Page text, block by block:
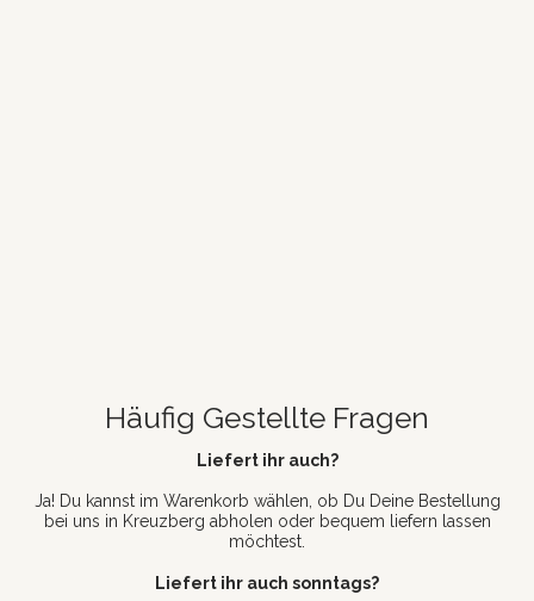
Häufig Gestellte Fragen
Liefert ihr auch?
Ja! Du kannst im Warenkorb wählen, ob Du Deine Bestellung
bei uns in Kreuzberg abholen oder bequem liefern lassen
möchtest.
Liefert ihr auch sonntags?